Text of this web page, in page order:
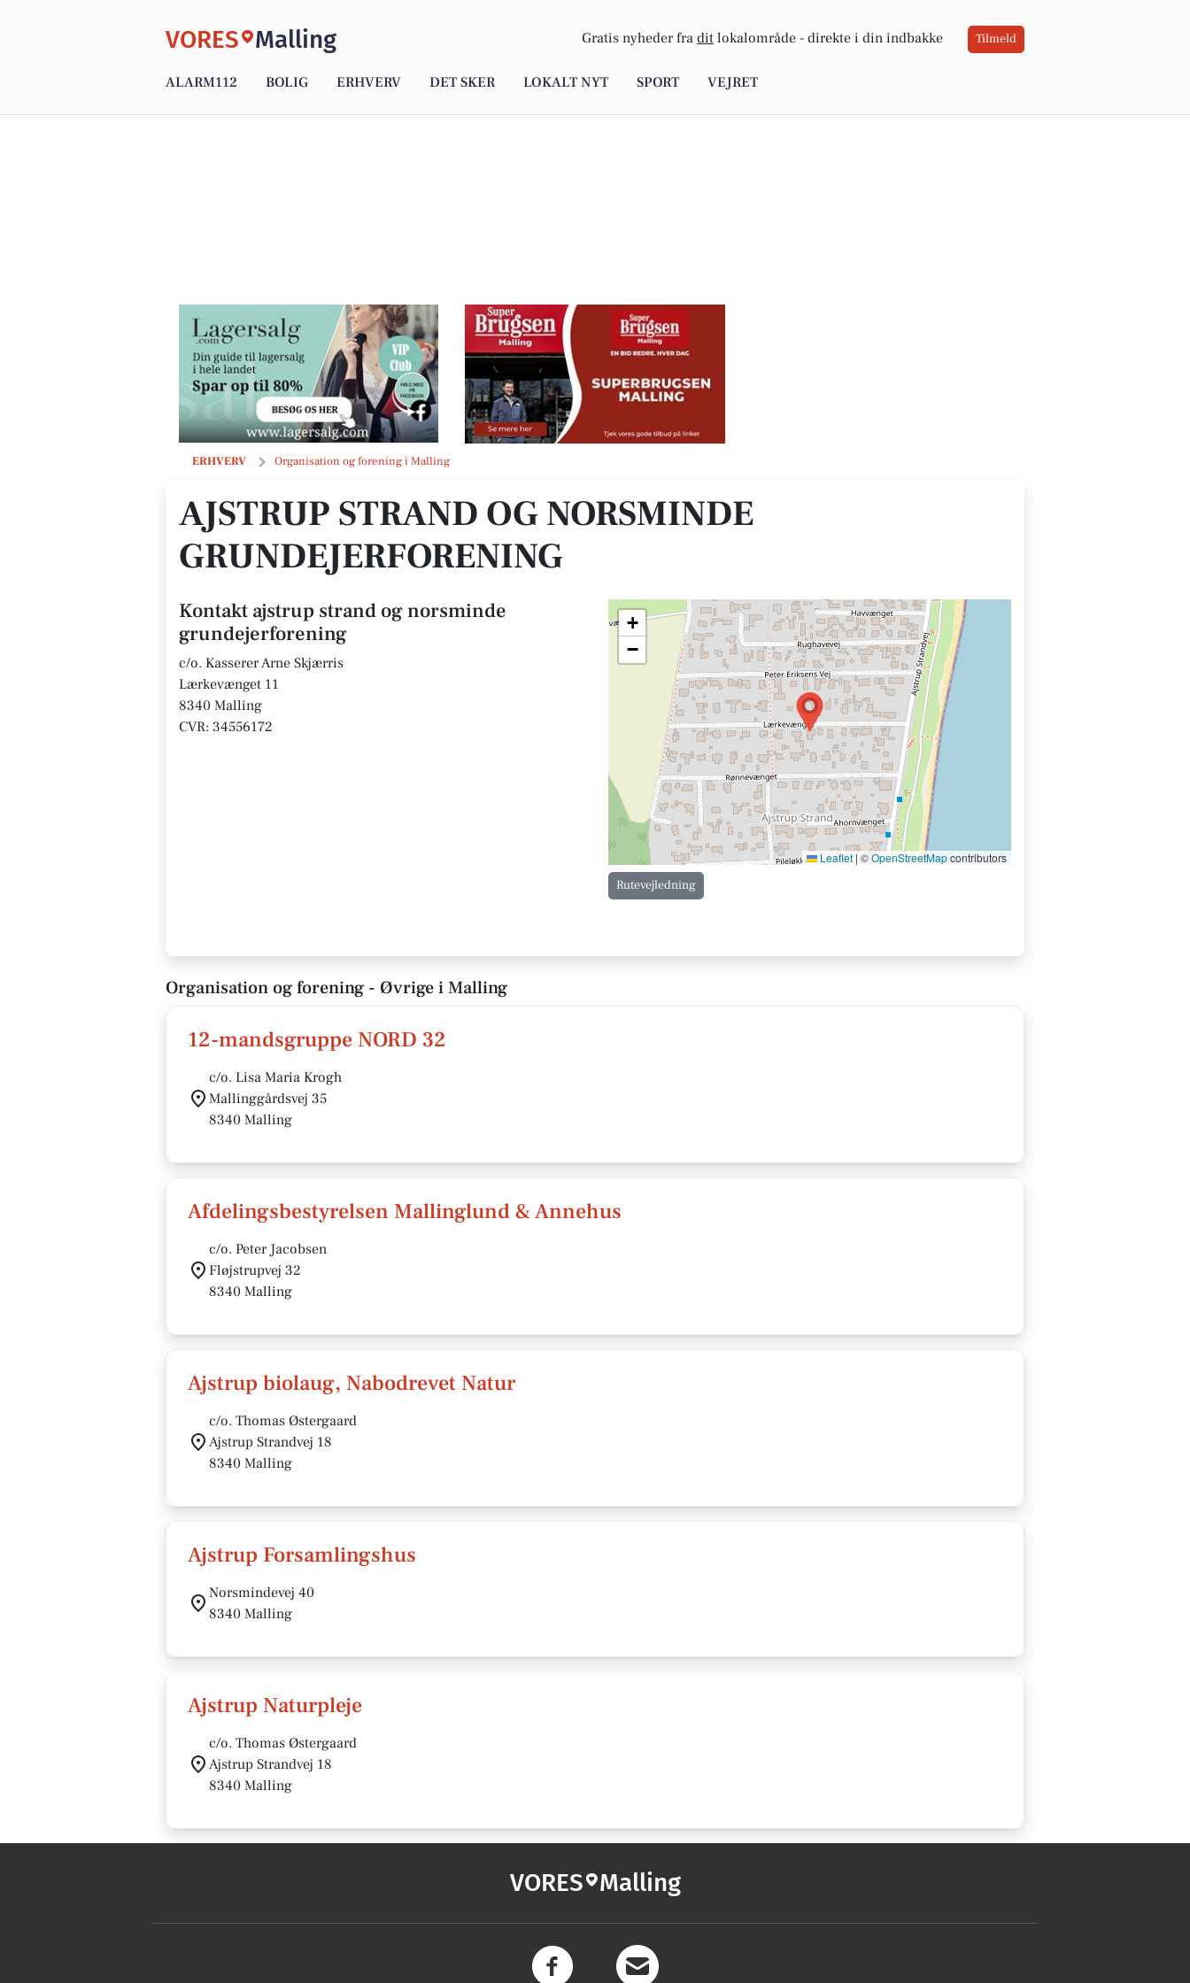
VORES Malling Gratis nyheder fra dit lokalområde - direkte i din indbakke Tilmeld
ALARM112 BOLIG ERHVERV DET SKER LOKALT NYT SPORT VEJRET
ERHVERV Organisation og forening i Malling
ajstrup strand og norsminde grundejerforening
AJSTRUP STRAND OG NORSMINDE
GRUNDEJERFORENING
Kontakt ajstrup strand og norsminde
grundejerforening
c/o. Kasserer Arne Skjærris
Lærkevænget 11
8340 Malling
CVR: 34556172
+
−
Leaflet | ©OpenStreetMapcontributors
Rutevejledning
Organisation og forening - Øvrige i Malling
12-mandsgruppe NORD 32
c/o. Lisa Maria Krogh
Mallinggårdsvej 35
8340 Malling
Afdelingsbestyrelsen Mallinglund & Annehus
c/o. Peter Jacobsen
Fløjstrupvej 32
8340 Malling
Ajstrup biolaug, Nabodrevet Natur
c/o. Thomas Østergaard
Ajstrup Strandvej 18
8340 Malling
Ajstrup Forsamlingshus
Norsmindevej 40
8340 Malling
Ajstrup Naturpleje
c/o. Thomas Østergaard
Ajstrup Strandvej 18
8340 Malling
VORES Malling